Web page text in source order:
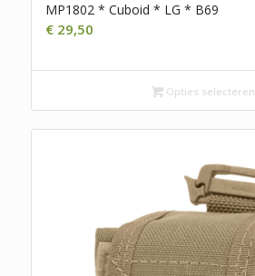
MP1802 * Cuboid * LG * B69
€29,50
Opties selecteren